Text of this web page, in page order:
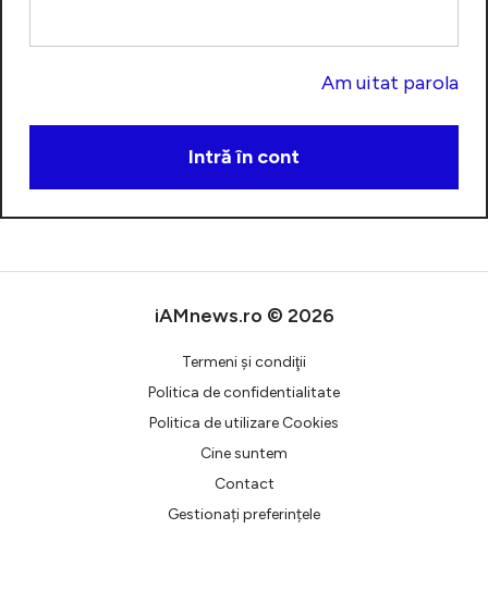
Creează cont
Am uitat parola
iAMnews.ro © 2026
Termeni şi condiţii
Politica de confidentialitate
Politica de utilizare Cookies
Cine suntem
Contact
Gestionați preferințele